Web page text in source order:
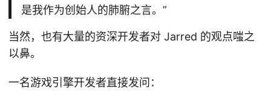
是我作为创始人的肺腑之言。”
当然，也有大量的资深开发者对 Jarred 的观点嗤之
以鼻。
一名游戏引擎开发者直接发问：